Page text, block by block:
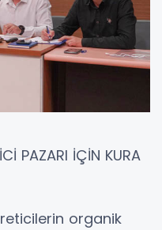
PAZARI İÇİN KURA
organik